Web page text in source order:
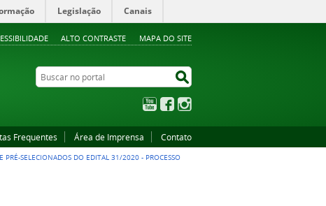
ALTO CONTRASTE MAPA DO SITE
Legislação Canais
Buscar no portal
YouTubeFacebook
Frequentes Área de Imprensa Contato
PRÉ-SELECIONADOS DO EDITAL 31/2020 - PROCESSO